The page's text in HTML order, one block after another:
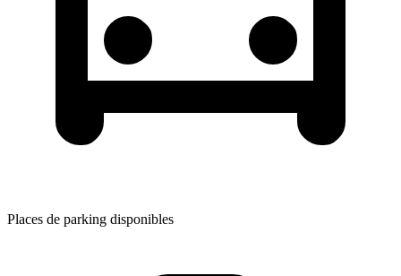
Places de parking disponibles